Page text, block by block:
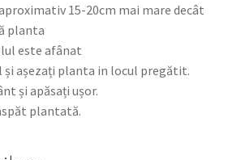
15-20cm mai mare decât
planta
este afânat
și așezați planta in locul pregătit.
și apăsați ușor.
plantată.